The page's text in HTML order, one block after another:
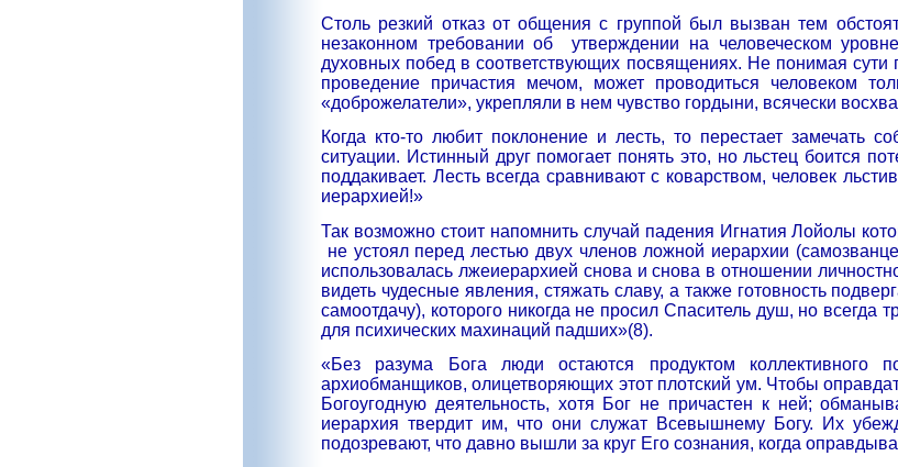
Столь резкий отказ от общения с группой был вызван тем
незаконном требовании об
утверждении на человеческом
духовных побед в соответствующих посвящениях. Не понимая
проведение причастия мечом, может проводиться человеком
«доброжелатели», укрепляли в нем чувство гордыни, всячески
Когда кто-то любит поклонение и лесть, то перестает замечать
ситуации. Истинный друг помогает понять это, но льстец боится
поддакивает. Лесть всегда сравнивают с коварством, человек
иерархией!»
Так возможно стоит напомнить случай падения Игнатия Лойолы
не устоял перед лестью двух членов ложной иерархии
использовалась лжеиерархией снова и снова в отношении
видеть чудесные явления, стяжать славу, а также готовность
самоотдачу), которого никогда не просил Спаситель душ, но
для психических махинаций падших»(8).
«Без разума Бога люди остаются продуктом коллективного
архиобманщиков, олицетворяющих этот плотский ум. Чтобы
Богоугодную деятельность, хотя Бог не причастен к ней;
иерархия твердит им, что они служат Всевышнему Богу. Их
подозревают, что давно вышли за круг Его сознания, когда